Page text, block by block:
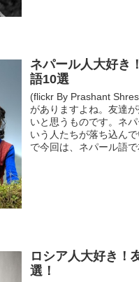
ネパール人大好き
語10選
(flickr By Prashant
がありますよね。友達
いと思うものです。ネ
いう人たちが落ち込ん
で今回は、ネパール語で
ロシア人大好き！
選！